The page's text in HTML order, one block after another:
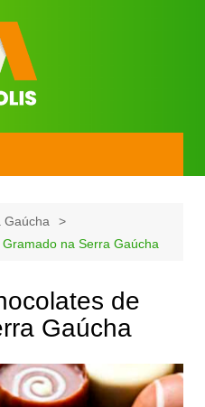
Gaúcha
na Serra Gaúcha
de
Gaúcha